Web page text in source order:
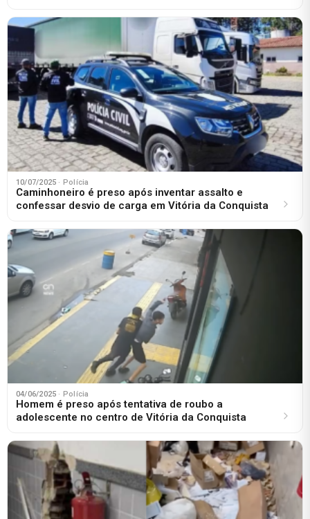
10/07/2025 · Polícia
Caminhoneiro é preso após inventar assalto e
confessar desvio de carga em Vitória da Conquista
04/06/2025 · Polícia
Homem é preso após tentativa de roubo a
adolescente no centro de Vitória da Conquista